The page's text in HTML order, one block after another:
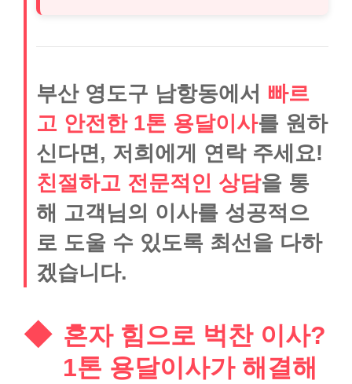
부산 영도구 남항동에서 빠르
고 안전한 1톤 용달이사를 원하
신다면, 저희에게 연락 주세요!
친절하고 전문적인 상담을 통
해 고객님의 이사를 성공적으
로 도울 수 있도록 최선을 다하
겠습니다.
혼자 힘으로 벅찬 이사?
1톤 용달이사가 해결해